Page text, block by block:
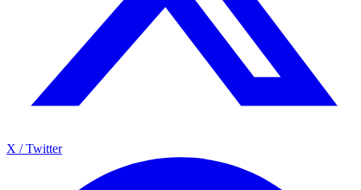
X / Twitter